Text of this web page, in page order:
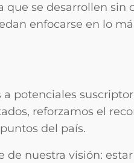
se desarrollen sin
enfocarse en lo
potenciales
reforzamos el
del país.
nuestra visión: